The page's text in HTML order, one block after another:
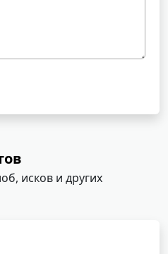
исков и других